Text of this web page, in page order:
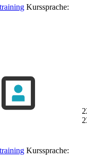
Kurssprache:
Kurssprache: